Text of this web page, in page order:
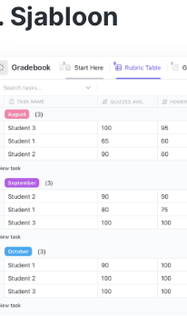
Sjabloon